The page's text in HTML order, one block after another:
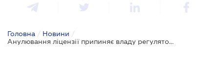
Головна / Новини /
Анулювання ліцензії припиняє владу регулятора над колишнім виробником